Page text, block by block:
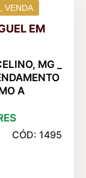
EM
MG _
A
VENDA
CÓD: 1495